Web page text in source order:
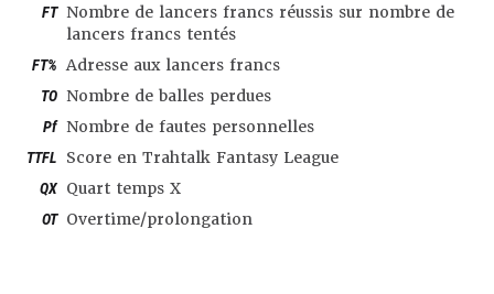
FT Nombre de lancers francs réussis sur nombre de
lancers francs tentés
FT% Adresse aux lancers francs
TO Nombre de balles perdues
Pf Nombre de fautes personnelles
TTFL Score en Trahtalk Fantasy League
QX Quart temps X
OT Overtime/prolongation